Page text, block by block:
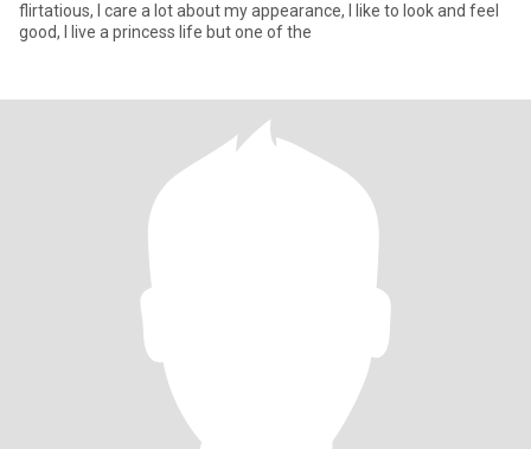
flirtatious, I care a lot about my appearance, I like to look and feel
good, I live a princess life but one of the